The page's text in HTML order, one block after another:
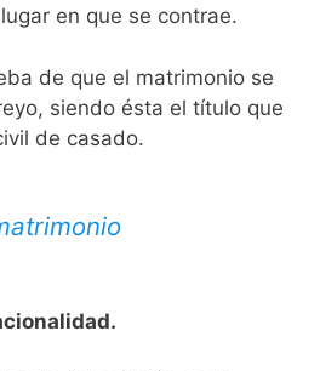
en que se contrae.
de que el matrimonio se
siendo ésta el título que
de casado.